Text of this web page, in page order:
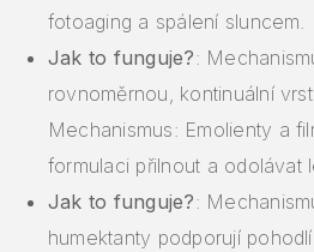
fotoaging a spálení sluncem.
Jak to funguje?:
rovnoměrnou, kontinuální
Mechanismus: Emolienty a
formulaci přilnout a odolávat
Jak to funguje?:
humektanty podporují